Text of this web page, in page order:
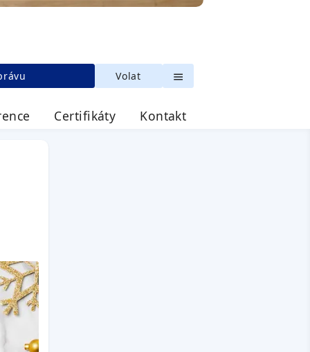
Volat
Certifikáty Kontakt